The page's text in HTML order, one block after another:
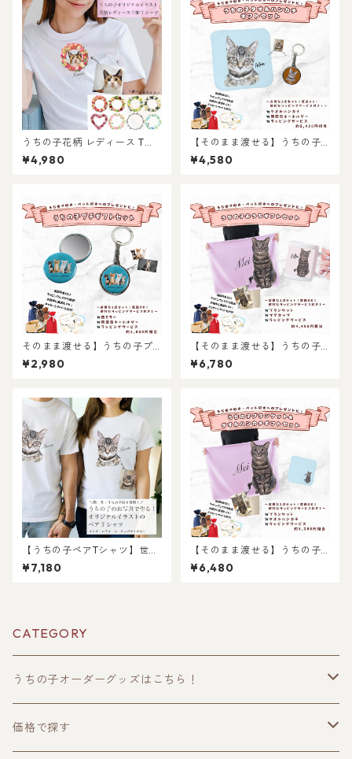
うちの子花柄 レディース Tシ
ャツ /オーダーメイド で作
る！ 猫好き犬好きの女性に！
正何度でもOK！プレゼント ギ
フトに ♪ラッピングもあり！
犬好き、猫好き、うちの子好
きに！ギフトにも選ばれてい
¥4,980
【そのまま渡せる】うちの子
タオルハンカチギフトセット
｜写真からリアルなイラスト
プレゼントに！タオルハンカ
チとキーホルダーのセット！
ラッピングあり！父の日・母
の日のギフトギフトに！
¥4,580
そのまま渡せる】うちの子プ
チギフトセット｜缶ミラーと
両面キーホルダーのお手軽プ
なイラスト作成・ラッピング
無料・ペット好き・犬好き・
猫好きへのプレゼントに！！
ラッピングあり！父の日・母
の日のギフトギフトに！
¥2,980
【そのまま渡せる】うちの子
おうちギフトセット｜写真か
らリアルなイラスト作成・ラ
トに！マグカップとブランケ
ット！父の日・母の日のプレ
ゼントに！
¥6,780
【うちの子ペアTシャツ】世界
にひとつだけ！愛猫・愛犬の
写真から作るオリジナルイラ
¥7,180
【そのまま渡せる】うちの子
ブランケット&タオルハンカチ
ギフトセット｜写真からリア
に！
¥6,480
CATEGORY
うちの子オーダーグッズはこちら！
うちの子トップス
価格で探す